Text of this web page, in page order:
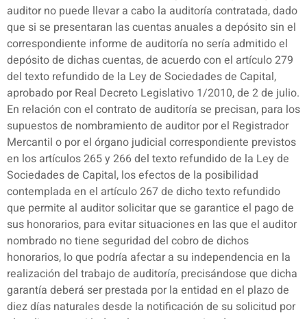
auditor no puede llevar a cabo la auditoría contratada, dado
que si se presentaran las cuentas anuales a depósito sin el
correspondiente informe de auditoría no sería admitido el
depósito de dichas cuentas, de acuerdo con el artículo 279
del texto refundido de la Ley de Sociedades de Capital,
aprobado por Real Decreto Legislativo 1/2010, de 2 de julio.
En relación con el contrato de auditoría se precisan, para los
supuestos de nombramiento de auditor por el Registrador
Mercantil o por el órgano judicial correspondiente previstos
en los artículos 265 y 266 del texto refundido de la Ley de
Sociedades de Capital, los efectos de la posibilidad
contemplada en el artículo 267 de dicho texto refundido
que permite al auditor solicitar que se garantice el pago de
sus honorarios, para evitar situaciones en las que el auditor
nombrado no tiene seguridad del cobro de dichos
honorarios, lo que podría afectar a su independencia en la
realización del trabajo de auditoría, precisándose que dicha
garantía deberá ser prestada por la entidad en el plazo de
diez días naturales desde la notificación de su solicitud por